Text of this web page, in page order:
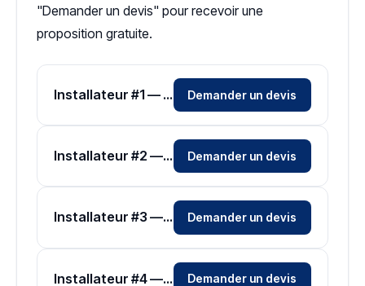
"Demander un devis" pour recevoir une
proposition gratuite.
Installateur #1 — Zone Martinique Demander un devis
Installateur #2 — Zone Martinique Demander un devis
Installateur #3 — Zone Martinique Demander un devis
Installateur #4 — Zone Martinique Demander un devis